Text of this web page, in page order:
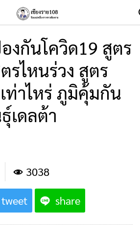
งกันโควิด19 สูตร
รไหนร่วง สูตร
ท่าไหร่ ภูมิคุ้มกัน
เดลต้า
3038
tweet share